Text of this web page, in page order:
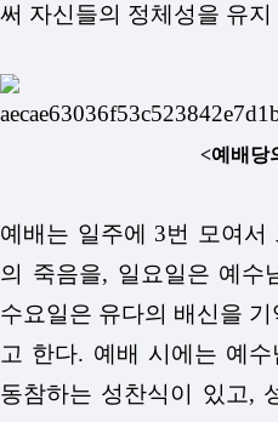
써 자신들의 정체성을 유
<예배당
예배는 일주에 3번 모여서
의 죽음을, 일요일은 예수
수요일은 유다의 배신을
고 한다. 예배 시에는 예
동참하는 성찬식이 있고,